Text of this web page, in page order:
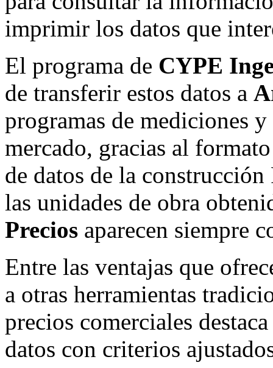
imprimir los datos que
El programa de CYPE
de transferir estos datos a
programas de mediciones
mercado, gracias al
de datos de la
las unidades de obra
Precios aparecen siempre
Entre las ventajas que
a otras herramientas
precios comerciales
datos con criterios